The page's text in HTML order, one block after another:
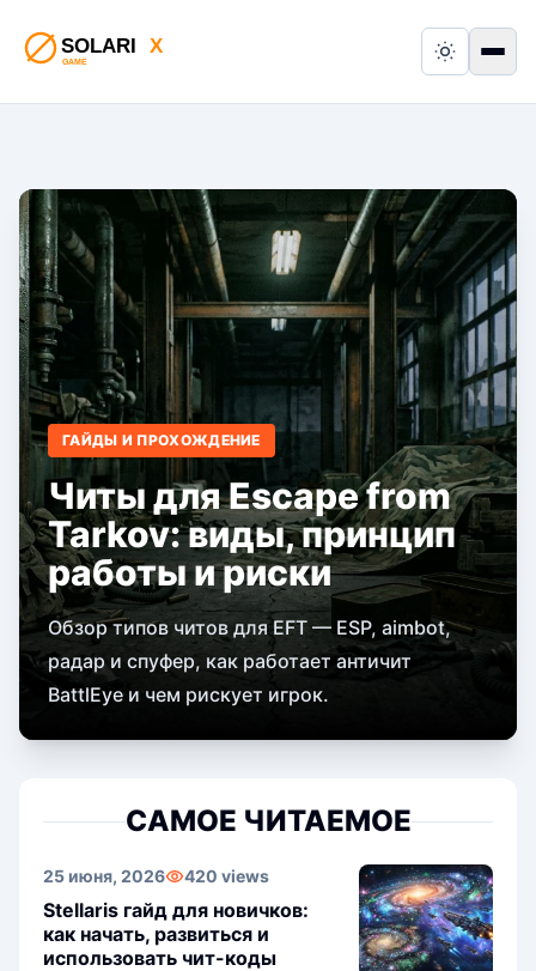
Switch to
ГАЙДЫ И ПРОХОЖДЕНИЕ
Читы для Escape from
Tarkov: виды, принцип
работы и риски
Обзор типов читов для EFT — ESP, aimbot,
радар и спуфер, как работает античит
BattlEye и чем рискует игрок.
САМОЕ ЧИТАЕМОЕ
25 июня, 2026 420 views
Stellaris гайд для новичков:
как начать, развиться и
использовать чит-коды